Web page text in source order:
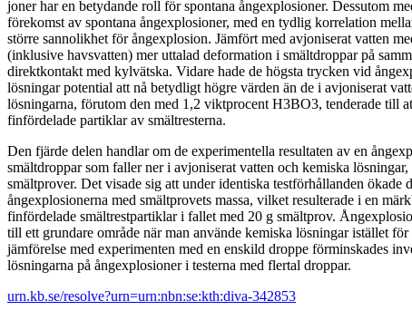
joner har en betydande roll för spontana ångexplosioner. Dessutom
förekomst av spontana ångexplosioner, med en tydlig korrelation
större sannolikhet för ångexplosion. Jämfört med avjoniserat vatten
(inklusive havsvatten) mer uttalad deformation i smältdroppar på
direktkontakt med kylvätska. Vidare hade de högsta trycken vid
lösningar potential att nå betydligt högre värden än de i avjoniserat
lösningarna, förutom den med 1,2 viktprocent H3BO3, tenderade till
finfördelade partiklar av smältresterna.
Den fjärde delen handlar om de experimentella resultaten av en
smältdroppar som faller ner i avjoniserat vatten och kemiska
smältprover. Det visade sig att under identiska testförhållanden ökade
ångexplosionerna med smältprovets massa, vilket resulterade i en
finfördelade smältrestpartiklar i fallet med 20 g smältprov.
till ett grundare område när man använde kemiska lösningar istället
jämförelse med experimenten med en enskild droppe förminskades
lösningarna på ångexplosioner i testerna med flertal droppar.
urn.kb.se/resolve?urn=urn:nbn:se:kth:diva-342853